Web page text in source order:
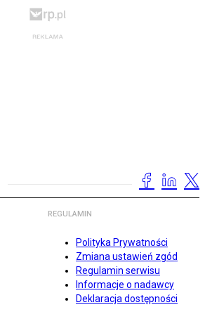
REGULAMIN
Polityka Prywatności
Zmiana ustawień zgód
Regulamin serwisu
Informacje o nadawcy
Deklaracja dostępności